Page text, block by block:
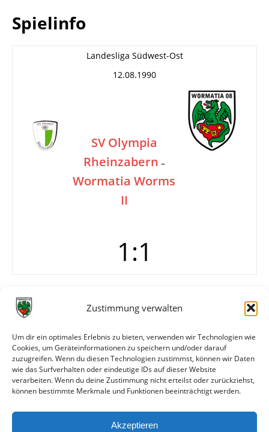
Zustimmung verwalten
Um dir ein optimales Erlebnis zu bieten, verwenden wir Technologien wie
Cookies, um Geräteinformationen zu speichern und/oder darauf
zuzugreifen. Wenn du diesen Technologien zustimmst, können wir Daten
wie das Surfverhalten oder eindeutige IDs auf dieser Website
verarbeiten. Wenn du deine Zustimmung nicht erteilst oder zurückziehst,
können bestimmte Merkmale und Funktionen beeinträchtigt werden.
Akzeptieren
Spielinfo
Landesliga Südwest-Ost
12.08.1990
SV Olympia
Rheinzabern –
Wormatia Worms
II
1:1
Tore
1:1 J. Jäger (86.)
Weiß – Braunbeck (63. Faßbinder), Hack, J. Jäger,
Obenauer (75. L. Jäger), Maier, Rupp, Heng,
Gernsheimer, Finger, Reinshagen.
Alle bisherigen Partien der beiden Mannschaften